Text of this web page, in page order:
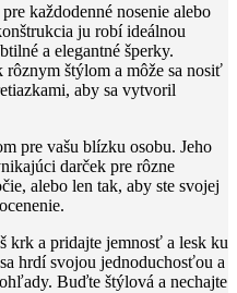
každodenné nosenie alebo
ju robí ideálnou
a elegantné šperky.
rôznym štýlom a môže sa nosiť
aby sa vytvoril
pre vašu blízku osobu. Jeho
darček pre rôzne
alebo len tak, aby ste svojej
krk a pridajte jemnosť a lesk ku
hrdí svojou jednoduchosťou a
Buďte štýlová a nechajte